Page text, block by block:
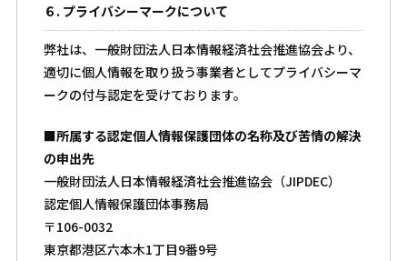
６. プライバシーマークについて
弊社は、一般財団法人日本情報経済社会推進協会より、
適切に個人情報を取り扱う事業者としてプライバシーマ
ークの付与認定を受けております。
■所属する認定個人情報保護団体の名称及び苦情の解決
の申出先
一般財団法人日本情報経済社会推進協会（JIPDEC）
認定個人情報保護団体事務局
〒106-0032
東京都港区六本木1丁目9番9号